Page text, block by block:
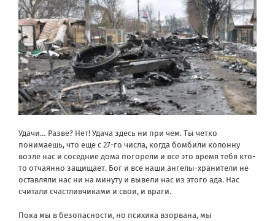
Удачи… Разве? Нет! Удача здесь ни при чем. Ты четко
понимаешь, что еще с 27-го числа, когда бомбили колонну
возле нас и соседние дома погорели и все это время тебя кто-
то отчаянно защищает. Бог и все наши ангелы-хранители не
оставляли нас ни на минуту и ​​вывели нас из этого ада. Нас
считали счастливчиками и свои, и враги.
Пока мы в безопасности, но психика взорвана, мы